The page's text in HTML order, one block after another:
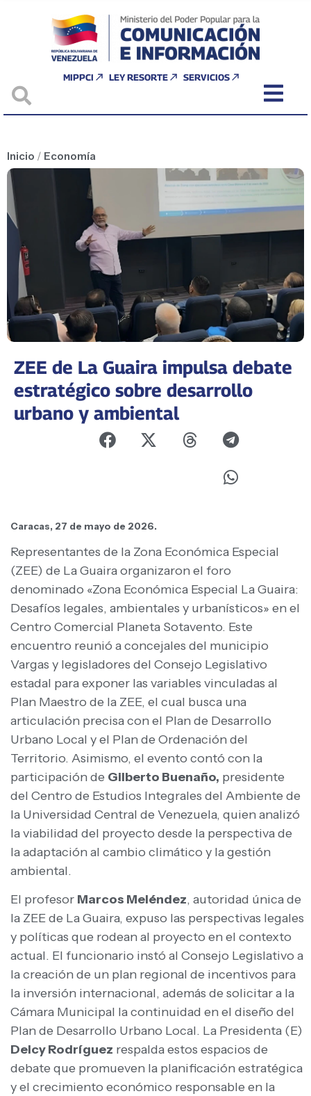
MIPPCI LEY RESORTE SERVICIOS
Inicio / Economía
ZEE de La Guaira impulsa debate
estratégico sobre desarrollo
urbano y ambiental
Caracas, 27 de mayo de 2026.
Representantes de la Zona Económica Especial
(ZEE) de La Guaira organizaron el foro
denominado «Zona Económica Especial La Guaira:
Desafíos legales, ambientales y urbanísticos» en el
Centro Comercial Planeta Sotavento. Este
encuentro reunió a concejales del municipio
Vargas y legisladores del Consejo Legislativo
estadal para exponer las variables vinculadas al
Plan Maestro de la ZEE, el cual busca una
articulación precisa con el Plan de Desarrollo
Urbano Local y el Plan de Ordenación del
Territorio. Asimismo, el evento contó con la
participación de Gilberto Buenaño, presidente
del Centro de Estudios Integrales del Ambiente de
la Universidad Central de Venezuela, quien analizó
la viabilidad del proyecto desde la perspectiva de
la adaptación al cambio climático y la gestión
ambiental.
El profesor Marcos Meléndez, autoridad única de
la ZEE de La Guaira, expuso las perspectivas legales
y políticas que rodean al proyecto en el contexto
actual. El funcionario instó al Consejo Legislativo a
la creación de un plan regional de incentivos para
la inversión internacional, además de solicitar a la
Cámara Municipal la continuidad en el diseño del
Plan de Desarrollo Urbano Local. La Presidenta (E)
Delcy Rodríguez respalda estos espacios de
debate que promueven la planificación estratégica
y el crecimiento económico responsable en la